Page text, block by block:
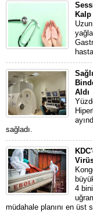
Kalp
Aldı
sağladı.
4
müdahale planını en üst